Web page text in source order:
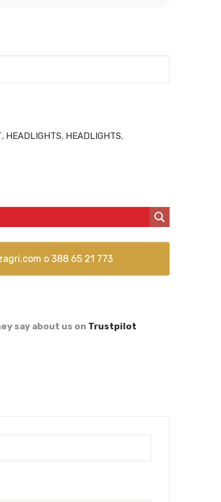
, HEADLIGHTS, HEADLIGHTS,
o388 65 21 773
say about us on Trustpilot